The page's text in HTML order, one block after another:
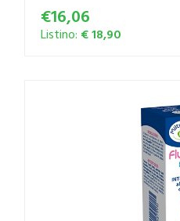
€16,06
Listino: € 18,90